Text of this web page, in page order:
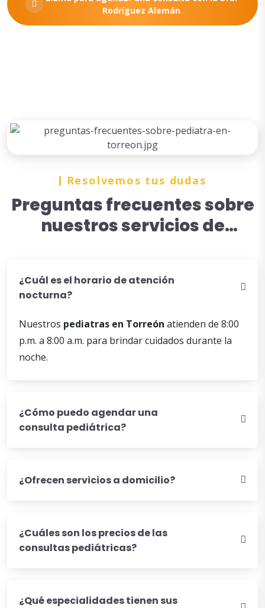
Rodríguez Alemán
Resolvemos tus dudas
Preguntas frecuentes sobre
nuestros servicios de
¿Cuál es el horario de atención
nocturna?
Nuestros pediatras en Torreón atienden de 8:00
p.m. a 8:00 a.m. para brindar cuidados durante la
noche.
¿Cómo puedo agendar una
consulta pediátrica?
¿Ofrecen servicios a domicilio?
¿Cuáles son los precios de las
consultas pediátricas?
¿Qué especialidades tienen sus